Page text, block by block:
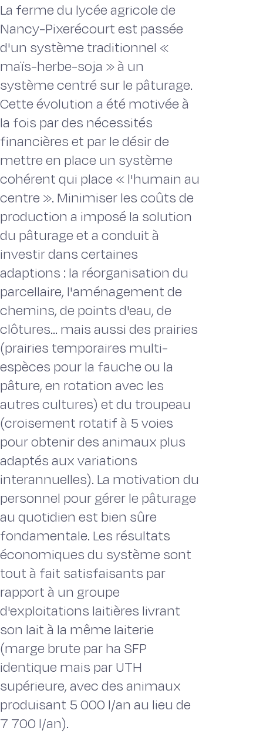
La ferme du lycée agricole de
Nancy-Pixerécourt est passée
d'un système traditionnel «
maïs-herbe-soja » à un
système centré sur le pâturage.
Cette évolution a été motivée à
la fois par des nécessités
financières et par le désir de
mettre en place un système
cohérent qui place « l'humain au
centre ». Minimiser les coûts de
production a imposé la solution
du pâturage et a conduit à
investir dans certaines
adaptions : la réorganisation du
parcellaire, l'aménagement de
chemins, de points d'eau, de
clôtures... mais aussi des prairies
(prairies temporaires multi-
espèces pour la fauche ou la
pâture, en rotation avec les
autres cultures) et du troupeau
(croisement rotatif à 5 voies
pour obtenir des animaux plus
adaptés aux variations
interannuelles). La motivation du
personnel pour gérer le pâturage
au quotidien est bien sûre
fondamentale. Les résultats
économiques du système sont
tout à fait satisfaisants par
rapport à un groupe
d'exploitations laitières livrant
son lait à la même laiterie
(marge brute par ha SFP
identique mais par UTH
supérieure, avec des animaux
produisant 5 000 l/an au lieu de
7 700 l/an).